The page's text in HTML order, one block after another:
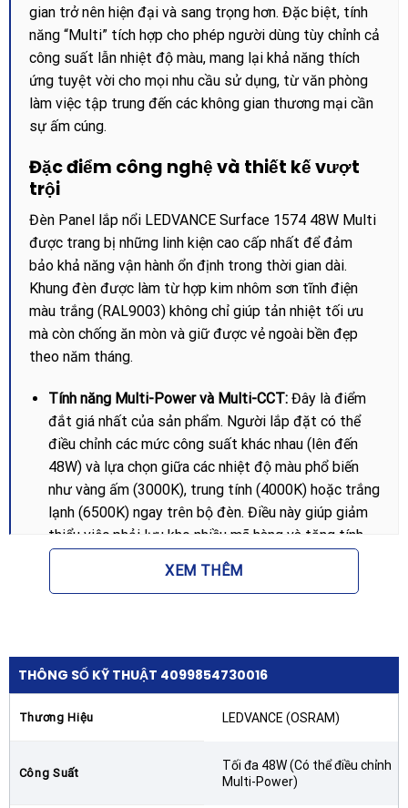
gian trở nên hiện đại và sang trọng hơn. Đặc biệt, tính
năng “Multi” tích hợp cho phép người dùng tùy chỉnh cả
công suất lẫn nhiệt độ màu, mang lại khả năng thích
ứng tuyệt vời cho mọi nhu cầu sử dụng, từ văn phòng
làm việc tập trung đến các không gian thương mại cần
sự ấm cúng.
Đặc điểm công nghệ và thiết kế vượt
trội
Đèn Panel lắp nổi LEDVANCE Surface 1574 48W Multi
được trang bị những linh kiện cao cấp nhất để đảm
bảo khả năng vận hành ổn định trong thời gian dài.
Khung đèn được làm từ hợp kim nhôm sơn tĩnh điện
màu trắng (RAL9003) không chỉ giúp tản nhiệt tối ưu
mà còn chống ăn mòn và giữ được vẻ ngoài bền đẹp
theo năm tháng.
Tính năng Multi-Power và Multi-CCT:Đây là điểm
đắt giá nhất của sản phẩm. Người lắp đặt có thể
điều chỉnh các mức công suất khác nhau (lên đến
48W) và lựa chọn giữa các nhiệt độ màu phổ biến
như vàng ấm (3000K), trung tính (4000K) hoặc trắng
lạnh (6500K) ngay trên bộ đèn. Điều này giúp giảm
thiểu việc phải lưu kho nhiều mã hàng và tăng tính
linh hoạt khi kịch bản chiếu sáng thay đổi.
Công nghệ dẫn sáng tiên tiến:Sử dụng tấm dẫn
trên toàn bộ bề mặt, triệt tiêu hoàn toàn hiện tượng
đổ bóng hoặc các điểm đen cục bộ.
Bộ điều khiển (Driver) không nhấp nháy:LEDVANCE
bị driver Flicker-free. Ánh sáng ổn định tuyệt đối
giúp giảm mỏi mắt, tăng cường sự tập trung và
XEM THÊM
THÔNG SỐ KỸ THUẬT 4099854730016
Thương Hiệu LEDVANCE (OSRAM)
Công Suất
Tối đa 48W (Có thể điều chỉnh
Multi-Power)